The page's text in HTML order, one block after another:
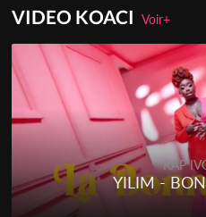
VIDEO KOACIVoir+
RAP
YILIM -